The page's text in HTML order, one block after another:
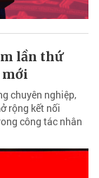
lần thứ
mới
chuyên nghiệp,
rộng kết nối
công tác nhân